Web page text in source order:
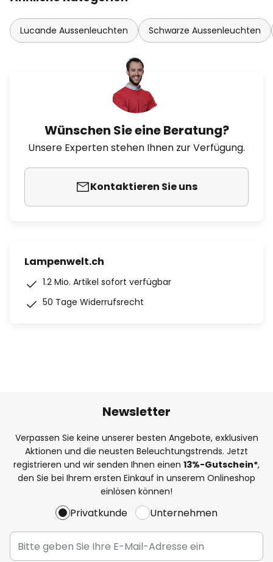
Lucande Aussenleuchten Schwarze Aussenleuchten
Wünschen Sie eine Beratung?
Unsere Experten stehen Ihnen zur Verfügung.
Kontaktieren Sie uns
Lampenwelt.ch
1.2 Mio. Artikel sofort verfügbar
50 Tage Widerrufsrecht
Newsletter
Verpassen Sie keine unserer besten Angebote, exklusiven
Aktionen und die neusten Beleuchtungstrends. Jetzt
registrieren und wir senden Ihnen einen 13%-Gutschein*,
den Sie bei Ihrem ersten Einkauf in unserem Onlineshop
einlösen können!
Privatkunde Unternehmen